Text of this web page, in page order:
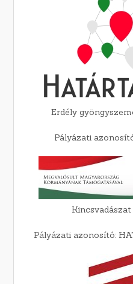
Erdély
Pályázati
Pályázati azonosító: